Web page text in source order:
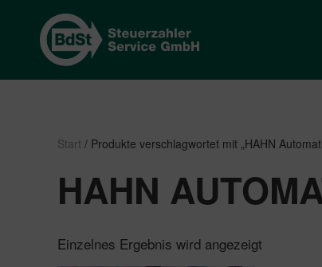
Start / Produkte verschlagwortet mit „HAHN
HAHN
Einzelnes Ergebnis wird angezeigt